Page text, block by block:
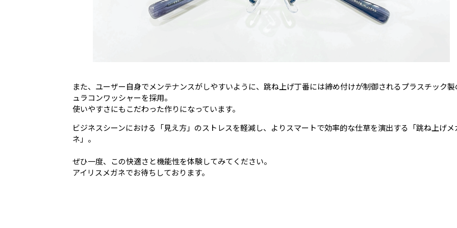
また、ユーザー自身でメンテナンスがしやすいように、跳ね上げ丁番には締め付けが制御されるプラスチック
ュラコンワッシャーを採用。
使いやすさにもこだわった作りになっています。
ビジネスシーンにおける「見え方」のストレスを軽減し、よりスマートで効率的な仕草を演出する「跳ね上げメ
ネ」。
ぜひ一度、この快適さと機能性を体験してみてください。
アイリスメガネでお待ちしております。